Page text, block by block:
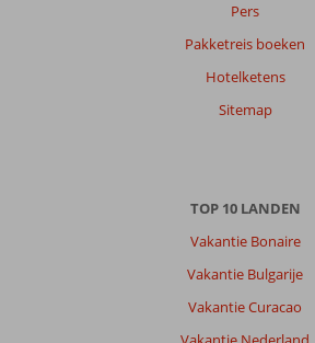
Pers
Pakketreis boeken
Hotelketens
Sitemap
TOP 10 LANDEN
Vakantie Bonaire
Vakantie Bulgarije
Vakantie Curacao